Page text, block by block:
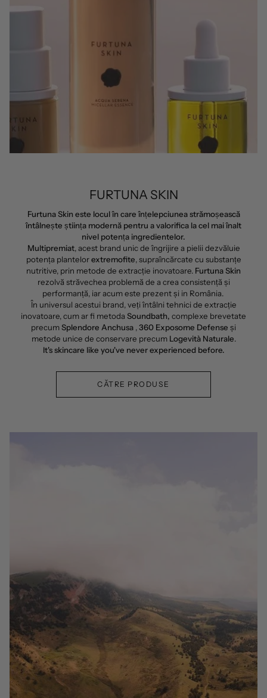
FURTUNA SKIN
Furtuna Skin este locul în care înțelepciunea strămoșească
întâlnește știința modernă pentru a valorifica la cel mai înalt
nivel potența ingredientelor.
Multipremiat, acest brand unic de îngrijire a pielii dezvăluie
potența plantelorextremofite, supraîncărcate cu substanțe
nutritive, prin metode de extracție inovatoare. Furtuna Skin
rezolvă străvechea problemă de a crea consistență și
performanță, iar acum este prezent și in România.
În universul acestui brand, veți întâlni tehnici de extracție
inovatoare, cum ar fi metoda Soundbath, complexe brevetate
precumSplendore Anchusa , 360 Exposome Defense și
metode unice de conservare precum Logevità Naturale.
It's skincare like you've never experienced before.
CĂTRE PRODUSE